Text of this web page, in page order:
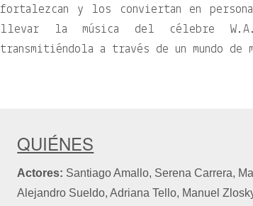
fortalezcan y los conviertan en
llevar la música del célebre
transmitiéndola a través de un mundo de
QUIÉNES
Actores: Santiago Amallo, Serena Carrera,
Alejandro Sueldo, Adriana Tello, Manuel